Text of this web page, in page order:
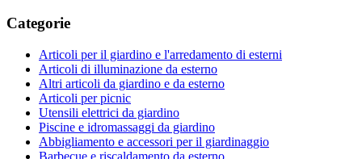
Categorie
Articoli per il giardino e l'arredamento di esterni
Articoli di illuminazione da esterno
Altri articoli da giardino e da esterno
Articoli per picnic
Utensili elettrici da giardino
Piscine e idromassaggi da giardino
Abbigliamento e accessori per il giardinaggio
Barbecue e riscaldamento da esterno